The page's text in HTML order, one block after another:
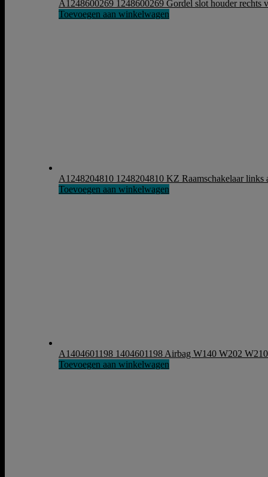
A1248600269 1248600269 Gordel slot houder
Toevoegen aan winkelwagen
A1248204810 1248204810 KZ Raamschakelaar
Toevoegen aan winkelwagen
A1404601198 1404601198 Airbag W140 W202
Toevoegen aan winkelwagen